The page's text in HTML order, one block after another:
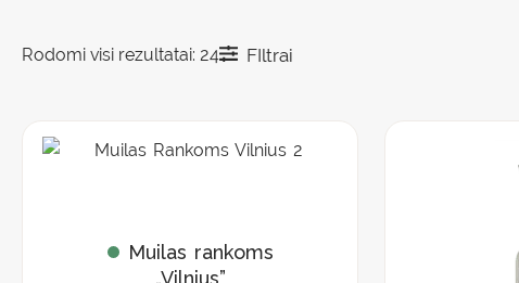
Rodomi visi rezultatai: 24 FIltrai
Muilas rankoms
„Vilnius”